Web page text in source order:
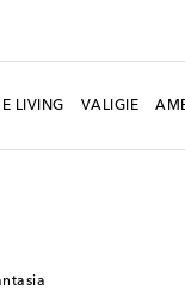
LIVING VALIGIE